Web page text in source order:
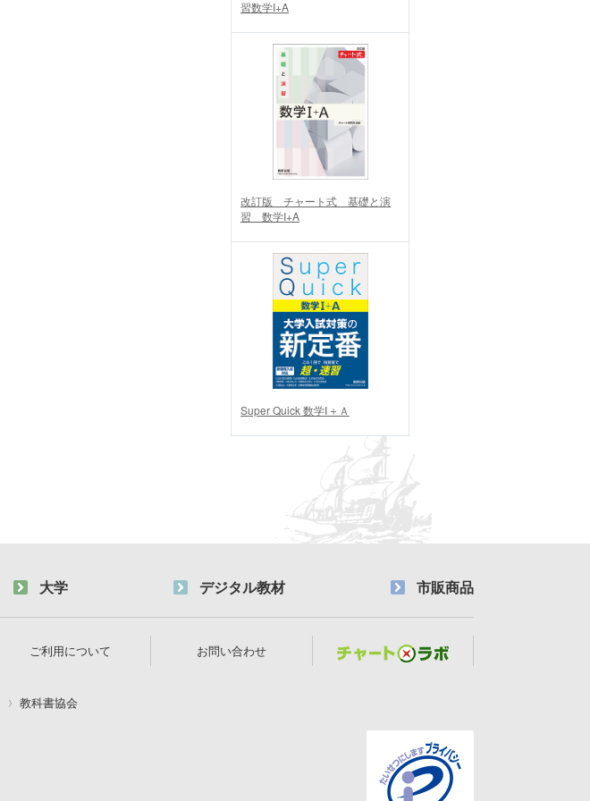
習数学I+A
改訂版 チャート式 基礎と演
習 数学I+A
Super Quick 数学Ⅰ＋Ａ
大学 デジタル教材 市販商品
ご利用について お問い合わせ
教科書協会